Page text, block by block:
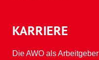
KARRIERE
Die AWO als Arbeitgeber